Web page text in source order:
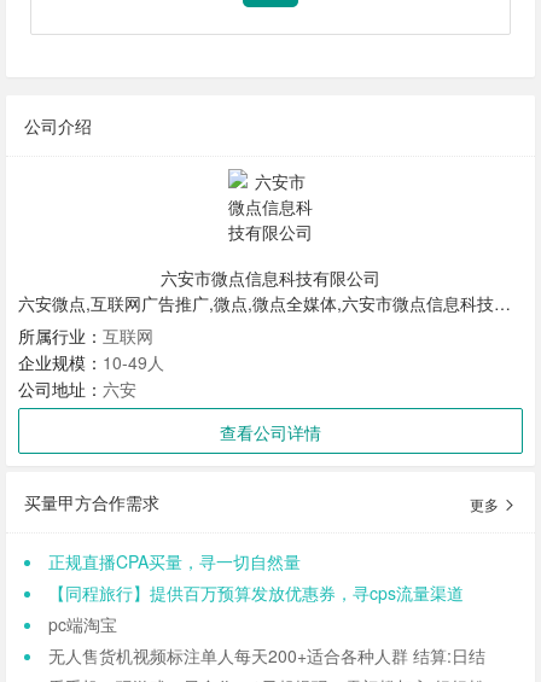
公司介绍
六安市微点信息科技有限公司
六安微点,互联网广告推广,微点,微点全媒体,六安市微点信息科技有限公司,全媒体,微点信息科技
所属行业： 互联网
企业规模： 10-49人
公司地址： 六安
查看公司详情
买量甲方合作需求 更多
正规直播CPA买量，寻一切自然量
【同程旅行】提供百万预算发放优惠券，寻cps流量渠道
pc端淘宝
无人售货机视频标注单人每天200+适合各种人群 结算:日结